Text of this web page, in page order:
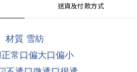
送貨及付款方式
材質 雪紡
正常 口偏大口偏小